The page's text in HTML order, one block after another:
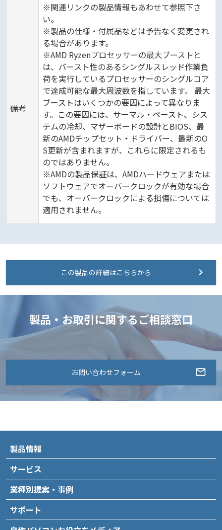
備考
※関連リンクの製品情報もあわせて参照下さ
い。
※製品の仕様・付属品などは予告なく変更され
る場合があります。
※AMD Ryzenプロセッサーの最大ブーストと
は、バースト性のあるシングルスレッド作業負
荷を実行しているプロセッサーのシングルコア
で達成可能な最大周波数を指しています。 最大
ブーストはいくつかの要因によって異なりま
す。この要因には、サーマル・ペースト、シス
テムの冷却、マザーボードの設計とBIOS、最
新のAMDチップセット・ドライバー、最新のO
S更新が含まれますが、これらに限定されるも
のではありません。
※AMDの製品保証は、AMDハードウェアまたは
ソフトウェアでオーバークロックが有効な場合
でも、オーバークロックによる損傷については
適用されません。
この製品の詳細はこちらから
製品・お取引に関するご相談窓口
お問い合わせフォーム
製品情報
サービス
業種別提案・事例
サポート